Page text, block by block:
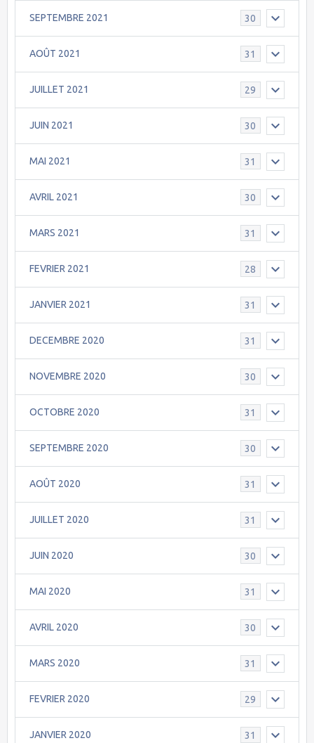
SEPTEMBRE 2021 30
AOÛT 2021 31
JUILLET 2021 29
JUIN 2021 30
MAI 2021 31
AVRIL 2021 30
MARS 2021 31
FEVRIER 2021 28
JANVIER 2021 31
DECEMBRE 2020 31
NOVEMBRE 2020 30
OCTOBRE 2020 31
SEPTEMBRE 2020 30
AOÛT 2020 31
JUILLET 2020 31
JUIN 2020 30
MAI 2020 31
AVRIL 2020 30
MARS 2020 31
FEVRIER 2020 29
JANVIER 2020 31